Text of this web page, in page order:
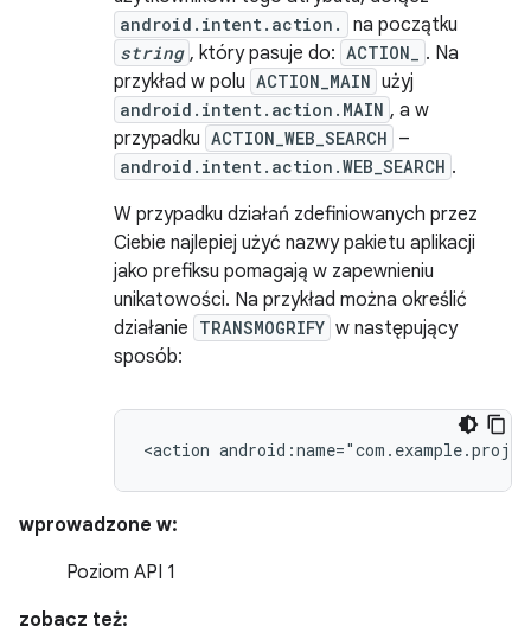
android.intent.action. na początku
string , który pasuje do: ACTION_
. Na
przykład w polu ACTION_MAIN użyj
android.intent.action.MAIN , a w
przypadku ACTION_WEB_SEARCH –
android.intent.action.WEB_SEARCH .
W przypadku działań zdefiniowanych przez
Ciebie najlepiej użyć nazwy pakietu aplikacji
jako prefiksu pomagają w zapewnieniu
unikatowości. Na przykład można określić
działanie TRANSMOGRIFY w następujący
sposób:
<action
wprowadzone w:
Poziom API 1
zobacz też: